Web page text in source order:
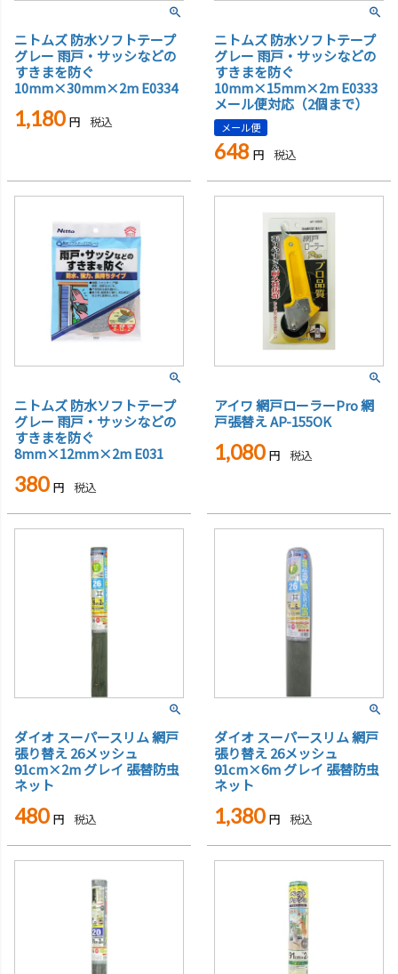
ニトムズ 防水ソフトテープ
グレー 雨戸・サッシなどの
すきまを防ぐ
10mm×30mm×2m E0334
1,180 税込
ニトムズ 防水ソフトテープ
グレー 雨戸・サッシなどの
すきまを防ぐ
10mm×15mm×2m E0333
メール便対応（2個まで）
メール便
648 税込
ニトムズ 防水ソフトテープ
グレー 雨戸・サッシなどの
すきまを防ぐ
8mm×12mm×2m E031
380 税込
アイワ 網戸ローラーPro 網
戸張替え AP-155OK
1,080 税込
ダイオ スーパースリム 網戸
張り替え 26メッシュ
91cm×2m グレイ 張替防虫
ネット
480 税込
ダイオ スーパースリム 網戸
張り替え 26メッシュ
91cm×6m グレイ 張替防虫
ネット
1,380 税込